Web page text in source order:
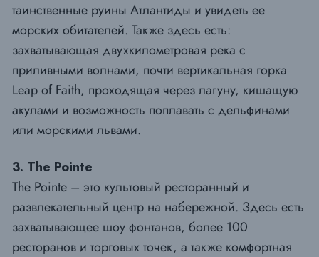
таинственные руины Атлантиды и увидеть ее
морских обитателей. Также здесь есть:
захватывающая двухкилометровая река с
приливными волнами, почти вертикальная горка
Leap of Faith, проходящая через лагуну, кишащую
акулами и возможность поплавать с дельфинами
или морскими львами.
3. The Pointe
The Pointe – это культовый ресторанный и
развлекательный центр на набережной. Здесь есть
захватывающее шоу фонтанов, более 100
ресторанов и торговых точек, а также комфортная